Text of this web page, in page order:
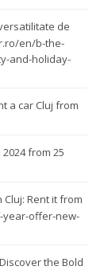
de
en/b-the-
and-holiday-
a car Cluj from
from 25
Cluj: Rent it from
offer-new-
the Bold